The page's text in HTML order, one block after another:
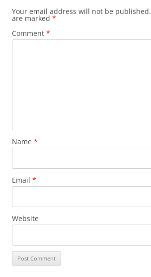
Your email address will not be published.
are marked *
Comment *
Name *
Email *
Website